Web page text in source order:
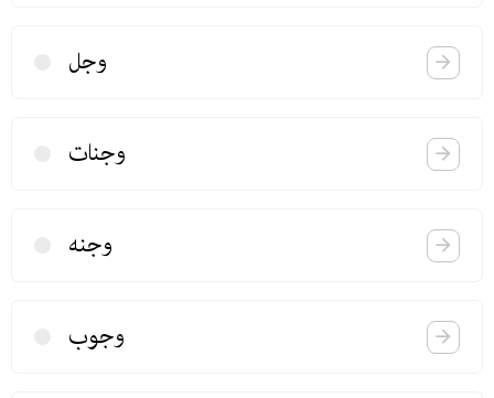
وجل
وجنات
وجنه
وجوب